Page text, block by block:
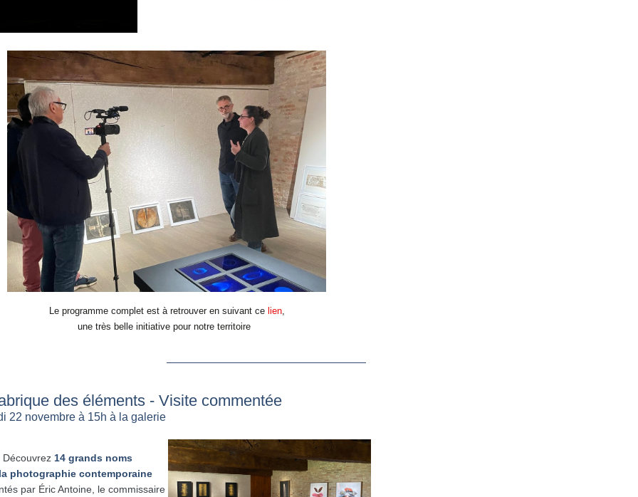
Le programme complet est à retrouver en suivant ce lien,
une très belle initiative pour notre territoire
des éléments - Visite commentée
22 novembre à 15h à la galerie
Découvrez 14 grands noms
photographie contemporaine
par Éric Antoine, le commissaire